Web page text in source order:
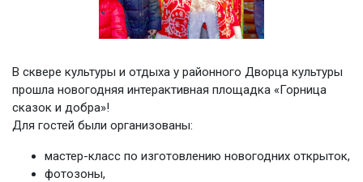
В сквере культуры и отдыха у районного Дворца культуры
прошла новогодняя интерактивная площадка «Горница
сказок и добра»!
Для гостей были организованы:
мастер-класс по изготовлению новогодних открыток,
фотозоны,